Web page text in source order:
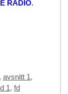
RADIO.
, avsnitt 1,
1, fd